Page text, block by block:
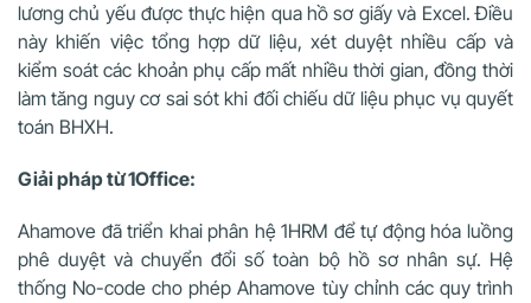
lương chủ yếu được thực hiện qua hồ sơ giấy và Excel. Điều
này khiến việc tổng hợp dữ liệu, xét duyệt nhiều cấp và
kiểm soát các khoản phụ cấp mất nhiều thời gian, đồng thời
làm tăng nguy cơ sai sót khi đối chiếu dữ liệu phục vụ quyết
toán BHXH.
Giải pháp từ 1Office:
Ahamove đã triển khai phân hệ 1HRM để tự động hóa luồng
phê duyệt và chuyển đổi số toàn bộ hồ sơ nhân sự. Hệ
thống No-code cho phép Ahamove tùy chỉnh các quy trình